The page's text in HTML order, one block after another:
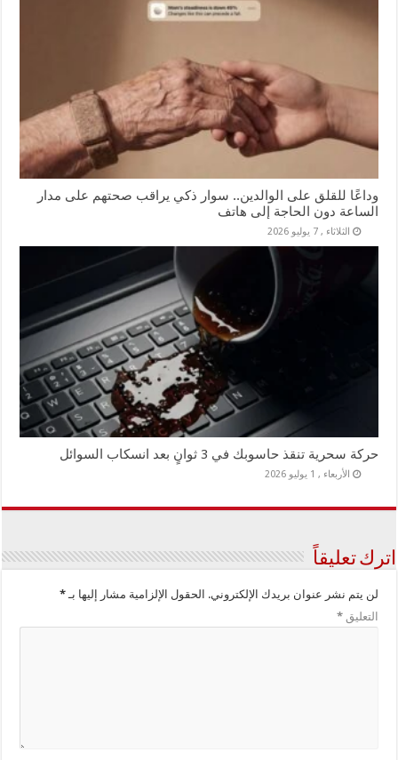
وداعًا للقلق على الوالدين.. سوار ذكي يراقب صحتهم على مدار
الساعة دون الحاجة إلى هاتف
الثلاثاء , 7 يوليو 2026
حركة سحرية تنقذ حاسوبك في 3 ثوانٍ بعد انسكاب السوائل
الأربعاء , 1 يوليو 2026
اترك تعليقاً
لن يتم نشر عنوان بريدك الإلكتروني. الحقول الإلزامية مشار إليها بـ*
التعليق*